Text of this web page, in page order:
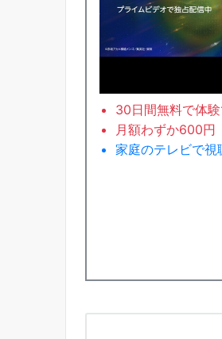
30日間無料で体
月額わずか600円
家庭のテレビで視